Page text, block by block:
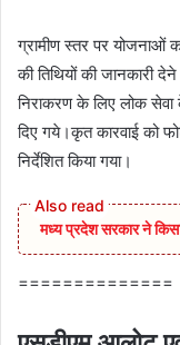
ग्रामीण स्तर पर योजनाओं
की तिथियों की जानकारी
निराकरण के लिए लोक
दिए गये।कृत कारवाई को
निर्देशित किया गया।
मध्य प्रदेश सरकार ने
==============